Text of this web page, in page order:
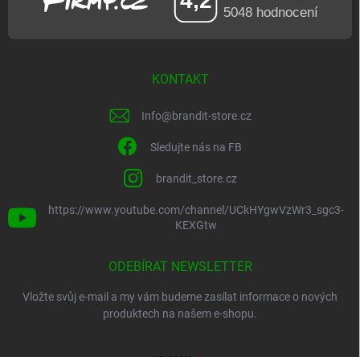
KONTAKT
Info@brandit-store.cz
Sledujte nás na FB
brandit_store.cz
https://www.youtube.com/channel/UCkHYgwVzWr3_sgc3-
KEXGtw
ODEBÍRAT NEWSLETTER
Vložte svůj e-mail a my vám budeme zasílat informace o nových
produktech na našem e-shopu.